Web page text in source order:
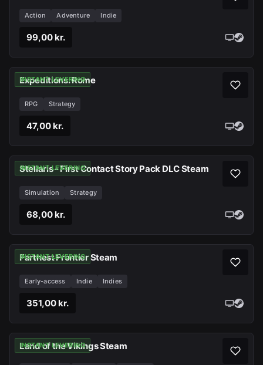
Action Adventure Indie
99,00 kr.
INSTANT LEVERING
Expeditions: Rome
RPG Strategy
47,00 kr.
INSTANT LEVERING
Stellaris - First Contact Story Pack DLC Steam
Simulation Strategy
68,00 kr.
INSTANT LEVERING
Farthest Frontier Steam
Early-access Indie Indies
351,00 kr.
INSTANT LEVERING
Land of the Vikings Steam